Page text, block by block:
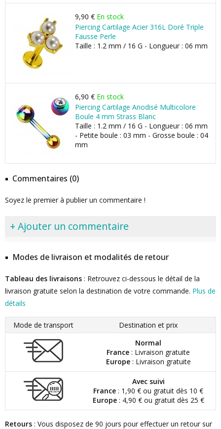
9,90 € En stock
Piercing Cartilage Acier 316L Doré Triple
Fausse Perle
Taille : 1.2 mm / 16 G - Longueur : 06 mm
6,90 € En stock
Piercing Cartilage Anodisé Multicolore
Boule 4 mm Strass Blanc
Taille : 1.2 mm / 16 G - Longueur : 06 mm
- Petite boule : 03 mm - Grosse boule : 04
mm
Commentaires (0)
Soyez le premier à publier un commentaire !
+ Ajouter un commentaire
Modes de livraison et modalités de retour
Tableau des livraisons : Retrouvez ci-dessous le détail de la
livraison gratuite selon la destination de votre commande. Plus de
détails
Mode de transport
Destination et prix
Normal
France : Livraison gratuite
Europe: Livraison gratuite
Avec suivi
France : 1,90 € ou gratuit dès 10 €
Europe: 4,90 € ou gratuit dès 25 €
Retours : Vous disposez de 90 jours pour effectuer un retour sur